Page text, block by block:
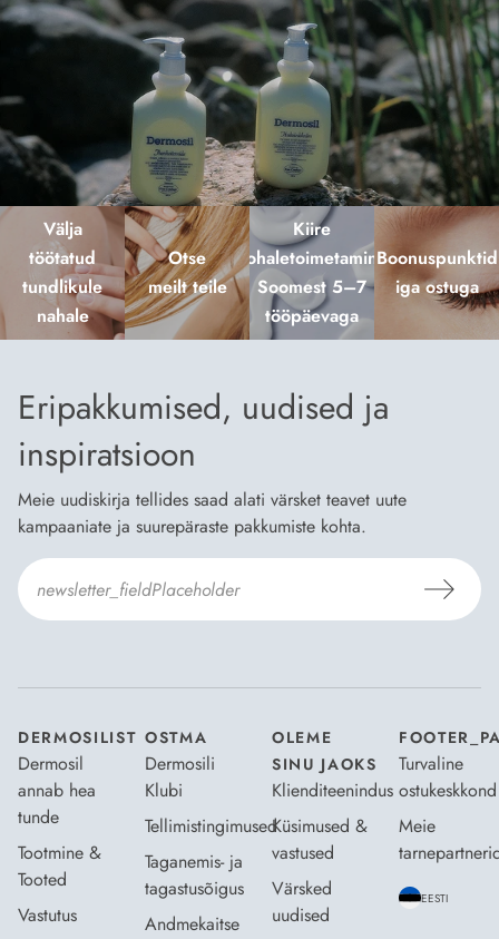
Välja
töötatud
tundlikule
nahale
Otse
meilt teile
Kiire
kohaletoimetamine
Soomest 5–7
tööpäevaga
Boonuspunktid
iga ostuga
Eripakkumised, uudised ja
inspiratsioon
Meie uudiskirja tellides saad alati värsket teavet uute
kampaaniate ja suurepäraste pakkumiste kohta.
DERMOSILIST
Dermosil
annab hea
tunde
Tootmine &
Tooted
Vastutus
OSTMA
Dermosili
Klubi
Tellimistingimused
Taganemis- ja
tagastusõigus
Andmekaitse
OLEME
SINU JAOKS
Klienditeenindus
Küsimused &
vastused
Värsked
uudised
Turvaline
ostukeskkond
Meie
EESTI